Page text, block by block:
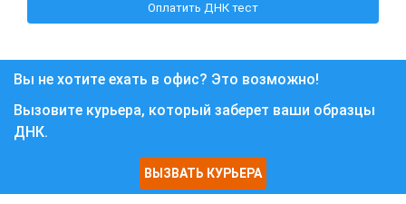
Оплатить ДНК тест
Вы не хотите ехать в офис? Это возможно!
Вызовите курьера, который заберет ваши образцы
ДНК.
ВЫЗВАТЬ КУРЬЕРА